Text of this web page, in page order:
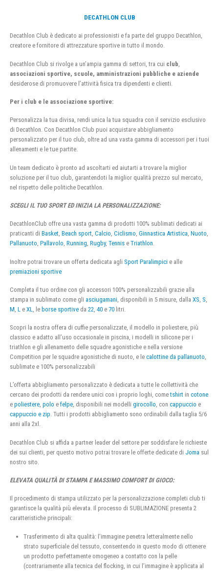
DECATHLON CLUB
Decathlon Club è dedicato ai professionisti e fa parte del gruppo Decathlon,
creatore e fornitore di attrezzature sportive in tutto il mondo.
Decathlon Club si rivolge a un’ampia gamma di settori, tra cui club
associazioni sportive, scuole, amministrazioni pubbliche e aziende
desiderose di promuovere l’attività fisica tra dipendenti e clienti.
Per i club e le associazione sportive:
Personalizza la tua divisa, rendi unica la tua squadra con il servizio esclusivo
di Decathlon. Con Decathlon Club puoi acquistare abbigliamento
personalizzato per il tuo club, oltre ad una vasta gamma di accessori per i tuoi
allenamenti e le tue partite.
Un team dedicato è pronto ad ascoltarti ed aiutarti a trovare la miglior
soluzione per il tuo club, garantendoti la miglior qualità prezzo sul mercato,
nel rispetto delle politiche Decathlon.
SCEGLI IL TUO SPORT ED INIZIA LA PERSONALIZZAZIONE:
DecathlonClub offre una vasta gamma di prodotti 100% sublimati dedicati ai
praticanti di Basket, Beach sport, Calcio, Ciclismo, Ginnastica Artistica, Nuoto,
Pallanuoto, Pallavolo, Running, Rugby, Tennis e Triathlon.
Inoltre potrai trovare un offerta dedicata agli Sport Paralimpici e alle
premiazioni sportive
Completa il tuo ordine con gli accessori 100% personalizzabili grazie alla
stampa in sublimato come gli asciugamani , disponibili in 5 misure, dalla XS S
M L e XL , le borse sportive da 22 40 e 70 litri.
Scopri la nostra offera di cuffie personalizzate, il modello in poliestere, più
classico e adatto all’uso occasionale in piscina, i modelli in silicone per i
triathlon e gli allenamento delle squadre agonistiche e nella versione
Competition per le squadre agonistiche di nuoto, e le calottine da pallanuoto,
sublimate e 100% personalizzabili
L’offerta abbigliamento personalizzato è dedicata a tutte le collettività che
cercano dei prodotti da rendere unici con i proprio loghi, cometshirt in cotone
e poliestere, polo e felpe, disponibili nei modelli girocollo, con cappuccio e
cappuccio e zip. Tutti i prodotti abbigliamento sono ordinabili dalla taglia 5/6
anni alla 2xl.
Decathlon Club si affida a partner leader del settore per soddisfare le richieste
dei sui clienti, per questo motivo potrai trovare le offerte dedicate di Joma sul
nostro sito.
ELEVATA QUALITÀ DI STAMPA E MASSIMO COMFORT DI GIOCO:
Il procedimento di stampa utilizzato per la personalizzazione completi club ti
garantisce la qualità più elevata. Il processo di SUBLIMAZIONE presenta 2
caratteristiche principali:
Trasferimento di alta qualità: l’immagine penetra letteralmente nello
strato superficiale del tessuto, consentendo in questo modo di ottenere
un prodotto perfettamente omogeneo a contatto con la pelle
(contrariamente alla tecnica del flocking, in cui l’immagine è applicata al